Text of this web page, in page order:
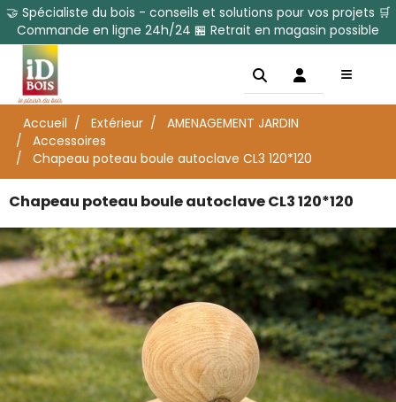
🤝 Spécialiste du bois - conseils et solutions pour vos projets 🛒
Commande en ligne 24h/24 🏪 Retrait en magasin possible
Accueil Extérieur
AMENAGEMENT JARDIN
Accessoires
Chapeau poteau boule autoclave CL3 120*120
Chapeau poteau boule autoclave CL3 120*120